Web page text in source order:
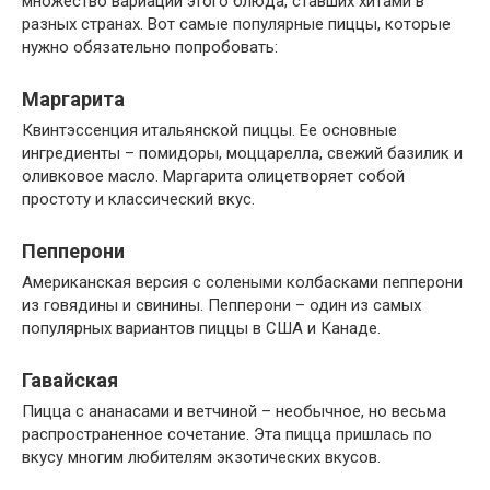
разных странах. Вот самые популярные пиццы, которые
нужно обязательно попробовать:
Маргарита
Квинтэссенция итальянской пиццы. Ее основные
ингредиенты – помидоры, моццарелла, свежий базилик и
оливковое масло. Маргарита олицетворяет собой
простоту и классический вкус.
Пепперони
Американская версия с солеными колбасками пепперони
из говядины и свинины. Пепперони – один из самых
популярных вариантов пиццы в США и Канаде.
Гавайская
Пицца с ананасами и ветчиной – необычное, но весьма
распространенное сочетание. Эта пицца пришлась по
вкусу многим любителям экзотических вкусов.